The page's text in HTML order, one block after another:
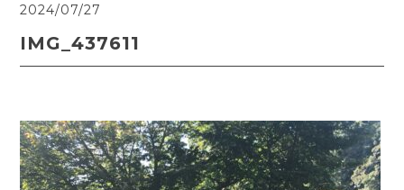
2024/07/27
IMG_437611